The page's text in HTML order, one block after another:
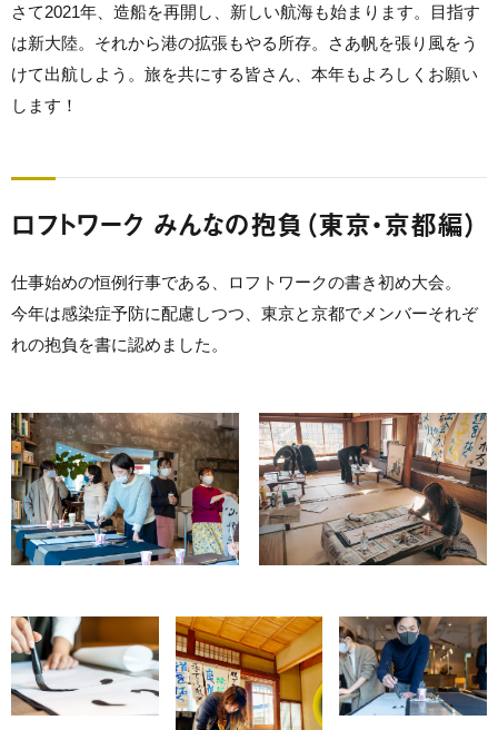
さて2021年、造船を再開し、新しい航海も始まります。目指す
は新大陸。それから港の拡張もやる所存。さあ帆を張り風をう
けて出航しよう。旅を共にする皆さん、本年もよろしくお願い
します！
ロフトワーク みんなの抱負（東京・京都編）
仕事始めの恒例行事である、ロフトワークの書き初め大会。
今年は感染症予防に配慮しつつ、東京と京都でメンバーそれぞ
れの抱負を書に認めました。